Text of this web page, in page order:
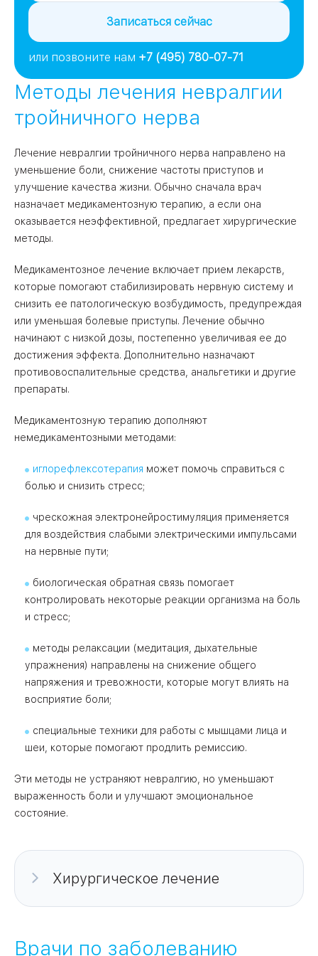
Записаться сейчас
или позвоните нам +7 (495) 780-07-71
Методы лечения невралгии
тройничного нерва
Лечение невралгии тройничного нерва направлено на
уменьшение боли, снижение частоты приступов и
улучшение качества жизни. Обычно сначала врач
назначает медикаментозную терапию, а если она
оказывается неэффективной, предлагает хирургические
методы.
Медикаментозное лечение включает прием лекарств,
которые помогают стабилизировать нервную систему и
снизить ее патологическую возбудимость, предупреждая
или уменьшая болевые приступы. Лечение обычно
начинают с низкой дозы, постепенно увеличивая ее до
достижения эффекта. Дополнительно назначают
противовоспалительные средства, анальгетики и другие
препараты.
Медикаментозную терапию дополняют
немедикаментозными методами:
иглорефлексотерапия может помочь справиться с
болью и снизить стресс;
чрескожная электронейростимуляция применяется
для воздействия слабыми электрическими импульсами
на нервные пути;
биологическая обратная связь помогает
контролировать некоторые реакции организма на боль
и стресс;
методы релаксации (медитация, дыхательные
упражнения) направлены на снижение общего
напряжения и тревожности, которые могут влиять на
восприятие боли;
специальные техники для работы с мышцами лица и
шеи, которые помогают продлить ремиссию.
Эти методы не устраняют невралгию, но уменьшают
выраженность боли и улучшают эмоциональное
состояние.
Хирургическое лечение
неэффективной или вызывает тяжелые побочные
Врачи по заболеванию